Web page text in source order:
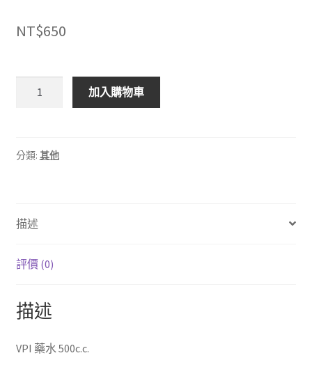
NT$650
藥
量
加入購物車
分類: 其他
描述
評價 (0)
描述
VPI 藥水 500c.c.